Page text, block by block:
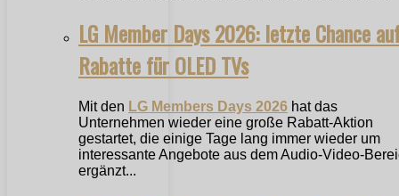
LG Member Days 2026: letzte Chance
Rabatte für OLED TVs
Mit den LG Members Days 2026 hat das
Unternehmen wieder eine große Rabatt-Aktion
gestartet, die einige Tage lang immer wieder um
interessante Angebote aus dem Audio-Video-
ergänzt...